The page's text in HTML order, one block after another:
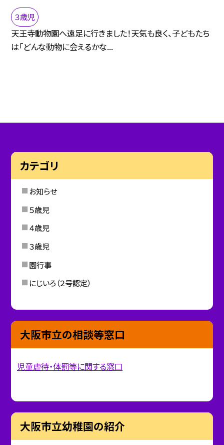
３歳児
天王寺動物園へ遠足に行きました！天気も良く、子どもたち
は「どんな動物に会えるかな...
カテゴリ
お知らせ
５歳児
４歳児
３歳児
園行事
にじいろ（２号認定）
大阪市立の相談等窓口
児童虐待・体罰等に関する窓口
大阪市立幼稚園の紹介